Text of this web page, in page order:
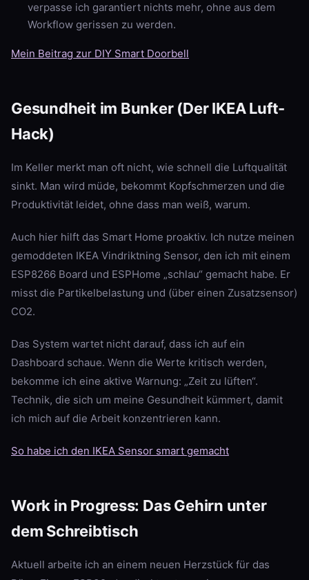
verpasse ich garantiert nichts mehr, ohne aus dem
Workflow gerissen zu werden.
Mein Beitrag zur DIY Smart Doorbell
Gesundheit im Bunker (Der IKEA Luft-
Hack)
Im Keller merkt man oft nicht, wie schnell die Luftqualität
sinkt. Man wird müde, bekommt Kopfschmerzen und die
Produktivität leidet, ohne dass man weiß, warum.
Auch hier hilft das Smart Home proaktiv. Ich nutze meinen
gemoddeten IKEA Vindriktning Sensor, den ich mit einem
ESP8266 Board und ESPHome „schlau“ gemacht habe. Er
misst die Partikelbelastung und (über einen Zusatzsensor)
CO2.
Das System wartet nicht darauf, dass ich auf ein
Dashboard schaue. Wenn die Werte kritisch werden,
bekomme ich eine aktive Warnung: „Zeit zu lüften“.
Technik, die sich um meine Gesundheit kümmert, damit
ich mich auf die Arbeit konzentrieren kann.
So habe ich den IKEA Sensor smart gemacht
Work in Progress: Das Gehirn unter
dem Schreibtisch
Aktuell arbeite ich an einem neuen Herzstück für das